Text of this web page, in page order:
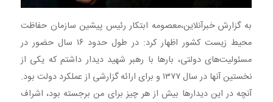
به گزارش خبرآنلاین،معصومه ابتکار رئیس پیشین سازمان حفاظت
محیط‌ زیست کشور اظهار کرد: در طول حدود ۱۶ سال حضور در
مسئولیت‌های دولتی، بارها با رهبر شهید دیدار داشتم که یکی از
نخستین آنها در سال ۱۳۷۷ و برای ارائه گزارشی از عملکرد دولت بود.
آنچه در این دیدارها بیش از هر چیز برای من برجسته بود، اشراف